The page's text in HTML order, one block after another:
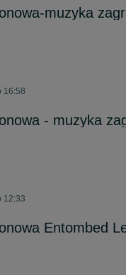
muzyka
16:58
- muzyka
12:33
Entombed